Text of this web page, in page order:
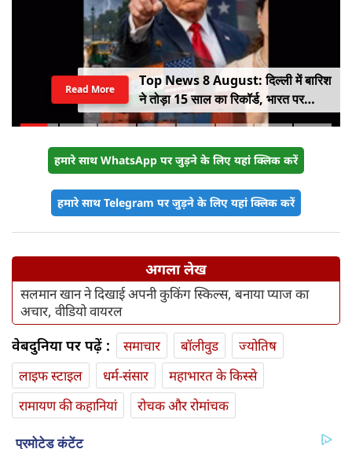
Top News 8 August: दिल्ली में बारिश
ने तोड़ा 15 साल का रिकॉर्ड, भारत पर
100% टैरिफ का खतरा; Gen Z पर कंगना
Read More
हमारे साथ WhatsApp पर जुड़ने के लिए यहां क्लिक करें
हमारे साथ Telegram पर जुड़ने के लिए यहां क्लिक करें
अगला लेख
सलमान खान ने दिखाई अपनी कुकिंग स्किल्स, बनाया प्याज का
अचार, वीडियो वायरल
वेबदुनिया पर पढ़ें : समाचार बॉलीवुड
ज्योतिष
लाइफ स्‍टाइल
धर्म-संसार
महाभारत के किस्से
रामायण की कहानियां
रोचक और रोमांचक